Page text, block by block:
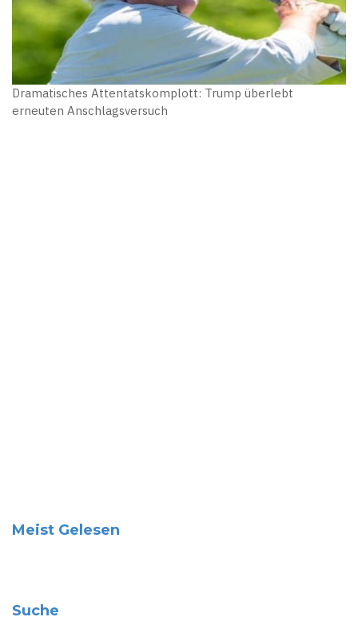
Dramatisches Attentatskomplott: Trump überlebt
erneuten Anschlagsversuch
Meist Gelesen
Suche